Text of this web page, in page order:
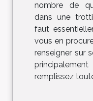
nombre de
dans une
faut
vous en
renseigner sur
remplissez